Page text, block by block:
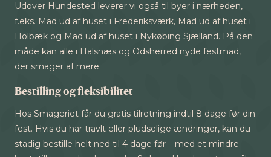
Udover Hundested leverer vi også til byer i nærheden,
f.eks. Mad ud af huset i Frederiksværk, Mad ud af huset i
Holbæk og Mad ud af huset i Nykøbing Sjælland. På den
måde kan alle i Halsnæs og Odsherred nyde festmad,
der smager af mere.
Bestilling og fleksibilitet
Hos Smageriet får du gratis tilretning indtil 8 dage før din
fest. Hvis du har travlt eller pludselige ændringer, kan du
stadig bestille helt ned til 4 dage før – med et mindre